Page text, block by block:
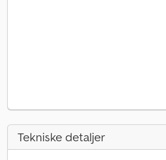
Tekniske detaljer